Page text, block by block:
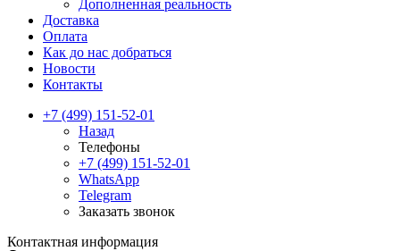
Дополненная реальность
Доставка
Оплата
Как до нас добраться
Новости
Контакты
+7 (499) 151-52-01
Назад
Телефоны
+7 (499) 151-52-01
WhatsApp
Telegram
Заказать звонок
Контактная информация